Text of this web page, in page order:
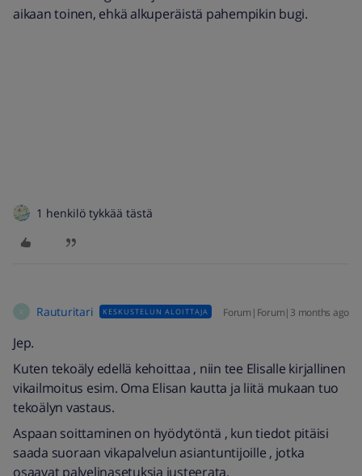
aikaan toinen, ehkä alkuperäistä pahempikin bugi.
1 henkilö tykkää tästä
R Rauturitari KESKUSTELUN ALOITTAJA Forum|Forum|3 months ago
Jep.
Kuten tekoäly edellä kehoittaa , niin tee Elisalle kirjallinen
vikailmoitus esim. Oma Elisan kautta ja liitä mukaan tuo
tekoälyn vastaus.
Aspaan soittaminen on hyödytöntä , kun tiedot pitäisi
saada suoraan vikapalvelun asiantuntijoille , jotka
osaavat palvelinasetuksia justeerata.